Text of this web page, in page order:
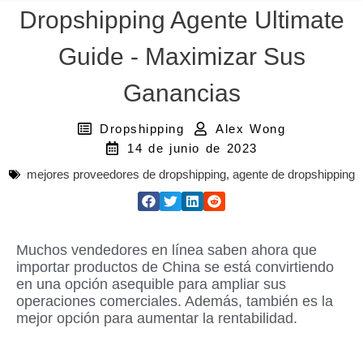
Dropshipping Agente Ultimate
Guide - Maximizar Sus
Ganancias
Dropshipping
Alex Wong
14 de junio de 2023
mejores proveedores de dropshipping, agente de dropshipping
Muchos vendedores en línea saben ahora que
importar productos de China se está convirtiendo
en una opción asequible para ampliar sus
operaciones comerciales. Además, también es la
mejor opción para aumentar la rentabilidad.